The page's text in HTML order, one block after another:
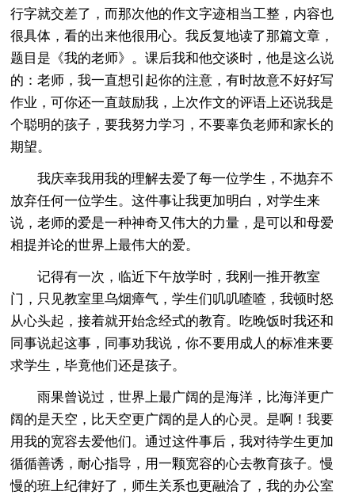
行字就交差了，而那次他的作文字迹相当工整，内容也
很具体，看的出来他很用心。我反复地读了那篇文章，
题目是《我的老师》。课后我和他交谈时，他是这么说
的：老师，我一直想引起你的注意，有时故意不好好写
作业，可你还一直鼓励我，上次作文的评语上还说我是
个聪明的孩子，要我努力学习，不要辜负老师和家长的
期望。
我庆幸我用我的理解去爱了每一位学生，不抛弃不
放弃任何一位学生。这件事让我更加明白，对学生来
说，老师的爱是一种神奇又伟大的力量，是可以和母爱
相提并论的世界上最伟大的爱。
记得有一次，临近下午放学时，我刚一推开教室
门，只见教室里乌烟瘴气，学生们叽叽喳喳，我顿时怒
从心头起，接着就开始念经式的教育。吃晚饭时我还和
同事说起这事，同事劝我说，你不要用成人的标准来要
求学生，毕竟他们还是孩子。
雨果曾说过，世界上最广阔的是海洋，比海洋更广
阔的是天空，比天空更广阔的是人的心灵。是啊！我要
用我的宽容去爱他们。通过这件事后，我对待学生更加
循循善诱，耐心指导，用一颗宽容的心去教育孩子。慢
慢的班上纪律好了，师生关系也更融洽了，我的办公室